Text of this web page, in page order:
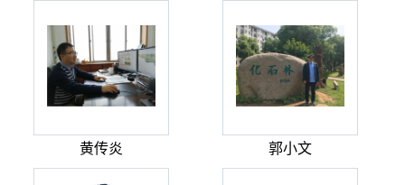
黄传炎 郭小文